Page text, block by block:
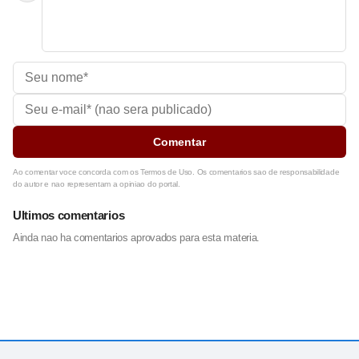
Comentar
Ao comentar voce concorda com os Termos de Uso. Os comentarios sao de responsabilidade
do autor e nao representam a opiniao do portal.
Ultimos comentarios
Ainda nao ha comentarios aprovados para esta materia.